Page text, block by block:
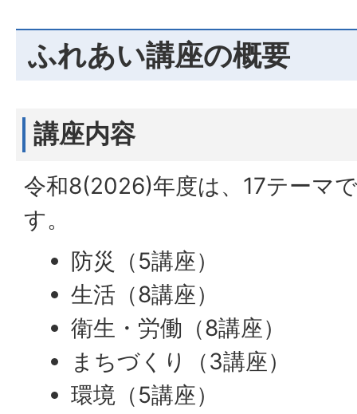
ふれあい講座の概要
講座内容
令和8(2026)年度は、17テーマ
す。
防災（5講座）
生活（8講座）
衛生・労働（8講座）
まちづくり（3講座）
環境（5講座）